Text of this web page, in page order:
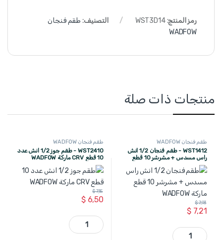
رمز المنتج:WST3D14 التصنيف: طقم فنجان
WADFOW
منتجات ذات صلة
طقم فنجان WADFOW
WST1412 - طقم فنجان 1/2 انش
راس مسدس + مشرشر 10 قطع
ماركة WADFOW
$7,21
$7,93
WST1412 - طقم فنجان 1/2 انش راس مسدس + مشرشر 10 قطع ماركة WADFOW quantity
طقم فنجان WADFOW
WST2410 - طقم جوز 1/2 انش عدد
10 قطع CRV ماركة WADFOW
$6,50
$7,15
WST2410 - طقم جوز 1/2 انش عدد 10 قطع CRV ماركة WADFOW quantity